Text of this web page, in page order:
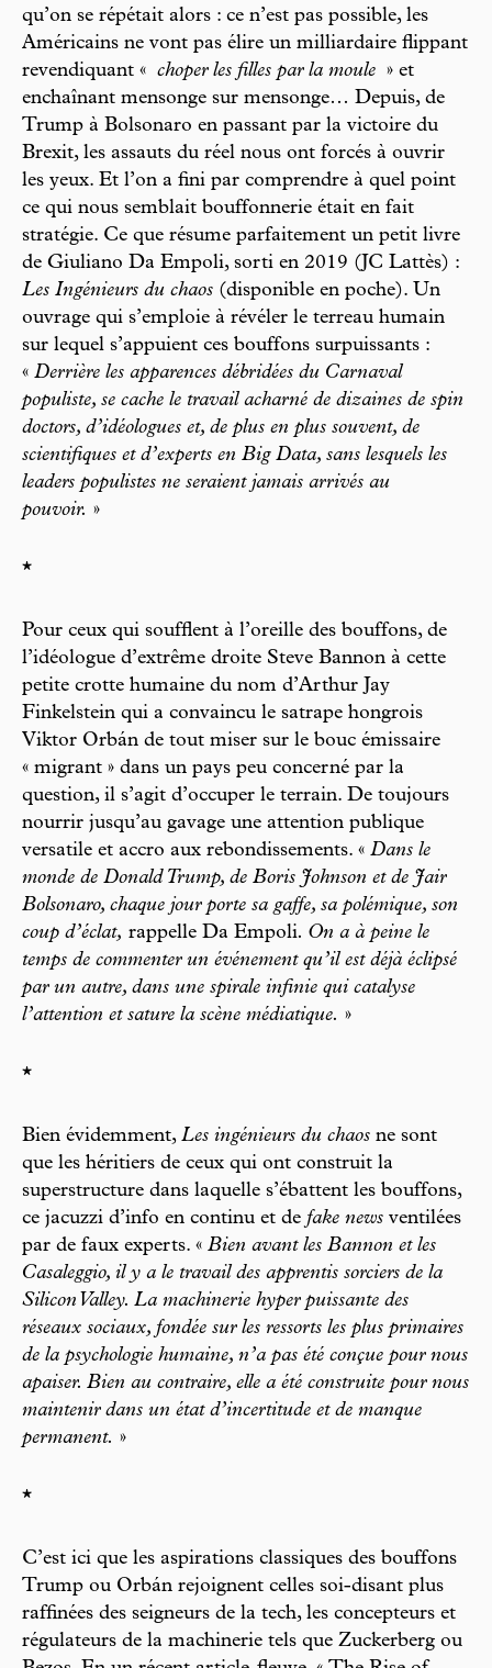
qu’on se répétait alors : ce n’est pas possible, les
Américains ne vont pas élire un milliardaire flippant
revendiquant « choper les filles par la moule » et
enchaînant mensonge sur mensonge… Depuis, de
Trump à Bolsonaro en passant par la victoire du
Brexit, les assauts du réel nous ont forcés à ouvrir
les yeux. Et l’on a fini par comprendre à quel point
ce qui nous semblait bouffonnerie était en fait
stratégie. Ce que résume parfaitement un petit livre
de Giuliano Da Empoli, sorti en 2019 (JC Lattès) :
Les Ingénieurs du chaos (disponible en poche). Un
ouvrage qui s’emploie à révéler le terreau humain
sur lequel s’appuient ces bouffons surpuissants :
« Derrière les apparences débridées du Carnaval
populiste, se cache le travail acharné de dizaines de spin
doctors, d’idéologues et, de plus en plus souvent, de
scientifiques et d’experts en Big Data, sans lesquels les
leaders populistes ne seraient jamais arrivés au
pouvoir. »
*
Pour ceux qui soufflent à l’oreille des bouffons, de
l’idéologue d’extrême droite Steve Bannon à cette
petite crotte humaine du nom d’Arthur Jay
Finkelstein qui a convaincu le satrape hongrois
Viktor Orbán de tout miser sur le bouc émissaire
« migrant » dans un pays peu concerné par la
question, il s’agit d’occuper le terrain. De toujours
nourrir jusqu’au gavage une attention publique
versatile et accro aux rebondissements. « Dans le
monde de Donald Trump, de Boris Johnson et de Jair
Bolsonaro, chaque jour porte sa gaffe, sa polémique, son
coup d’éclat, rappelle Da Empoli. On a à peine le
temps de commenter un événement qu’il est déjà éclipsé
par un autre, dans une spirale infinie qui catalyse
l’attention et sature la scène médiatique. »
*
Bien évidemment, Les ingénieurs du chaos ne sont
que les héritiers de ceux qui ont construit la
superstructure dans laquelle s’ébattent les bouffons,
ce jacuzzi d’info en continu et de fake news ventilées
par de faux experts. « Bien avant les Bannon et les
Casaleggio, il y a le travail des apprentis sorciers de la
Silicon Valley. La machinerie hyper puissante des
réseaux sociaux, fondée sur les ressorts les plus primaires
de la psychologie humaine, n’a pas été conçue pour nous
apaiser. Bien au contraire, elle a été construite pour nous
maintenir dans un état d’incertitude et de manque
permanent. »
*
C’est ici que les aspirations classiques des bouffons
Trump ou Orbán rejoignent celles soi-disant plus
raffinées des seigneurs de la tech, les concepteurs et
régulateurs de la machinerie tels que Zuckerberg ou